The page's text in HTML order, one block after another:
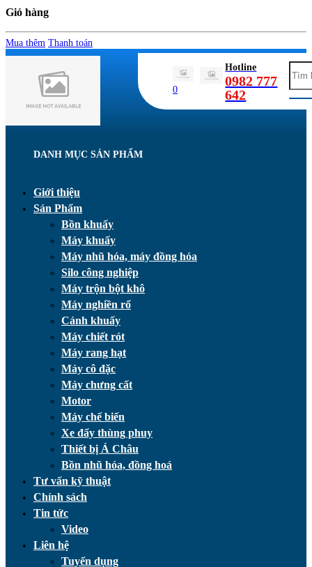
Giỏ hàng
Mua thêm Thanh toán
0
Hotline
0982 777
642
DANH MỤC SẢN PHẨM
Giới thiệu
Sản Phẩm
Bồn khuấy
Máy khuấy
Máy nhũ hóa, máy đồng hóa
Silo công nghiệp
Máy trộn bột khô
Máy nghiền rổ
Cánh khuấy
Máy chiết rót
Máy rang hạt
Máy cô đặc
Máy chưng cất
Motor
Máy chế biến
Xe đẩy thùng phuy
Thiết bị Á Châu
Bồn nhũ hóa, đồng hoá
Tư vấn kỹ thuật
Chính sách
Tin tức
Video
Liên hệ
Tuyển dụng